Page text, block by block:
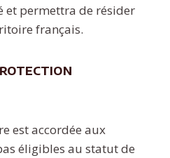
et permettra de résider
français.
est accordée aux
éligibles au statut de